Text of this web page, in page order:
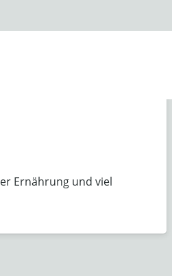
Ernährung und viel